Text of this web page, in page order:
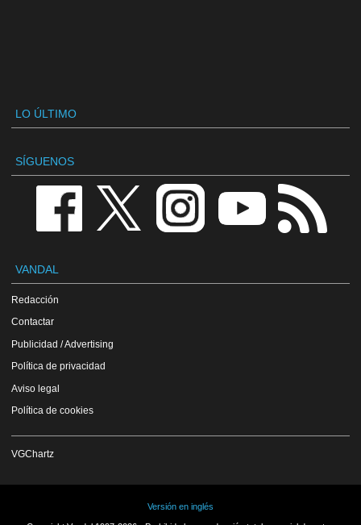
LO ÚLTIMO
SÍGUENOS
VANDAL
Redacción
Contactar
Publicidad / Advertising
Política de privacidad
Aviso legal
Política de cookies
VGChartz
Versión en inglés